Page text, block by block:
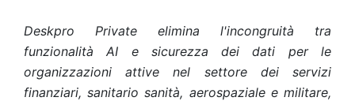
Deskpro Private elimina l'incongruità tra
funzionalità AI e sicurezza dei dati per le
organizzazioni attive nel settore dei servizi
finanziari, sanitario sanità, aerospaziale e militare,